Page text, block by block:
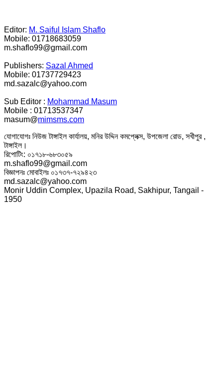
Editor: M. Saiful Islam Shaflo
Mobile: 01718683059
m.shaflo99@gmail.com
Publishers: Sazal Ahmed
Mobile: 01737729423
md.sazalc@yahoo.com
Sub Editor : Mohammad Masum
Mobile : 01713537347
masum@mimsms.com
যোগাযোগঃ নিউজ টাঙ্গাইল কার্যালয়, মনির উদ্দিন কমপ্লেক্স, উপজেলা রোড, সখীপুর ,
টাঙ্গাইল।
রিপোটিং: ০১৭১৮-৬৮৩০৫৯
m.shaflo99@gmail.com
বিজ্ঞাপনঃ মোবাইলঃ ০১৭৩৭-৭২৯৪২৩
md.sazalc@yahoo.com
Monir Uddin Complex, Upazila Road, Sakhipur, Tangail -
1950